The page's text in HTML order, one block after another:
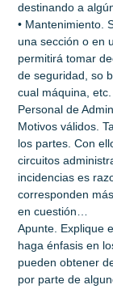
destinando a
• Mantenimiento.
una sección o en
permitirá tomar
de seguridad, so
cual máquina, etc.
Personal de
Motivos válidos.
los partes. Con
circuitos
incidencias es
corresponden
en cuestión…
Apunte. Explique
haga énfasis en
pueden obtener
por parte de